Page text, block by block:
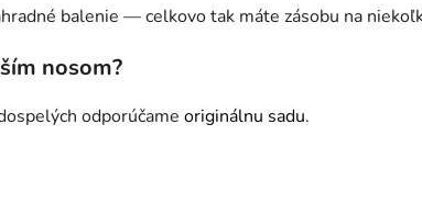
balenie — celkovo tak máte zásobu na
nosom?
odporúčame originálnu sadu.